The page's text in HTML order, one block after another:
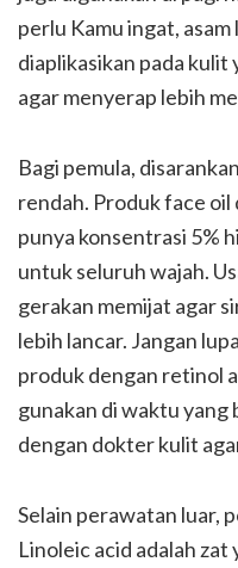
perlu Kamu ingat,
diaplikasikan pada kulit
agar menyerap lebih
Bagi pemula,
rendah. Produk face oil
punya konsentrasi 5%
untuk seluruh wajah.
gerakan memijat agar
lebih lancar. Jangan
produk dengan retinol
gunakan di waktu yang
dengan dokter kulit
Selain perawatan luar,
Linoleic acid adalah